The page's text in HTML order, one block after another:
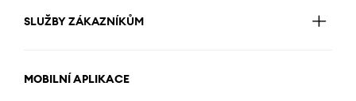
SLUŽBY ZÁKAZNÍKŮM
MOBILNÍ APLIKACE